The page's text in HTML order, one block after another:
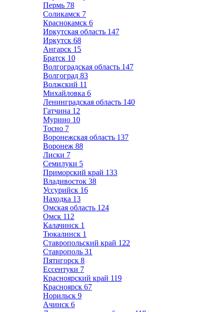
Пермь 78
Соликамск 7
Краснокамск 6
Иркутская область 147
Иркутск 68
Ангарск 15
Братск 10
Волгоградская область 147
Волгоград 83
Волжский 11
Михайловка 6
Ленинградская область 140
Гатчина 12
Мурино 10
Тосно 7
Воронежская область 137
Воронеж 88
Лиски 7
Семилуки 5
Приморский край 133
Владивосток 38
Уссурийск 16
Находка 13
Омская область 124
Омск 112
Калачинск 1
Тюкалинск 1
Ставропольский край 122
Ставрополь 31
Пятигорск 8
Ессентуки 7
Красноярский край 119
Красноярск 67
Норильск 9
Ачинск 6